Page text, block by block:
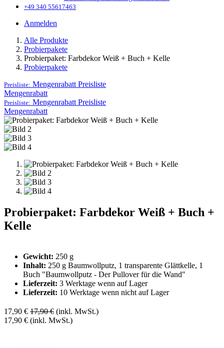
+49 340 55617463
Anmelden
Alle Produkte
Probierpakete
Probierpaket: Farbdekor Weiß + Buch + Kelle
Probierpakete
Preisliste: Mengenrabatt Preisliste
Mengenrabatt
Preisliste: Mengenrabatt Preisliste
Mengenrabatt
Probierpaket: Farbdekor Weiß + Buch +
Kelle
Gewicht: 250 g
Inhalt: 250 g Baumwollputz, 1 transparente Glättkelle, 1
Buch "Baumwollputz - Der Pullover für die Wand"
Lieferzeit: 3 Werktage wenn auf Lager
Lieferzeit: 10 Werktage wenn nicht auf Lager
17,90 € 17,90€ (inkl. MwSt.)
17,90 € (inkl. MwSt.)